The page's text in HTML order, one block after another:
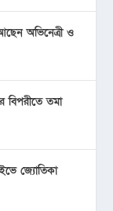
অভিনেত্রী ও
বিপরীতে তমা
জ্যোতিকা